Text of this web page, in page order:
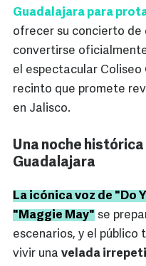
Guadalajara para
ofrecer su concierto de
convertirse
el espectacular Coliseo
recinto que promete
en Jalisco.
Una noche
Guadalajara
La icónica voz de "Do
"Maggie May" se
escenarios, y el
vivir una velada